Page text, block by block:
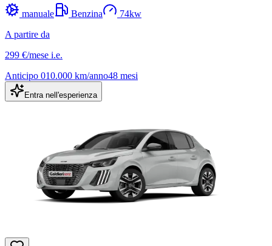
manuale Benzina 74kw
A partire da
299 €/mese i.e.
Anticipo 010.000 km/anno48 mesi
Entra nell'esperienza